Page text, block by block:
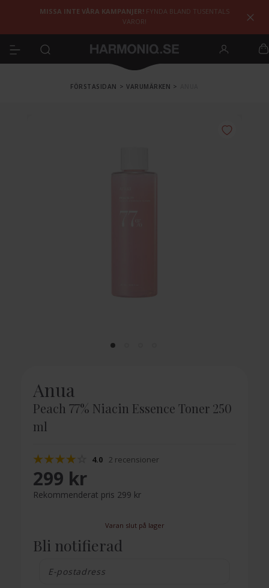
MISSA INTE VÅRA KAMPANJER! FYNDA BLAND TUSENTALS
VAROR!
FÖRSTASIDAN > VARUMÄRKEN >
Anua
Peach 77% Niacin Essence Toner 250
ml
4.0 2 recensioner
299 kr
Rekommenderat pris 299 kr
Varan slut på lager
Bli notifierad